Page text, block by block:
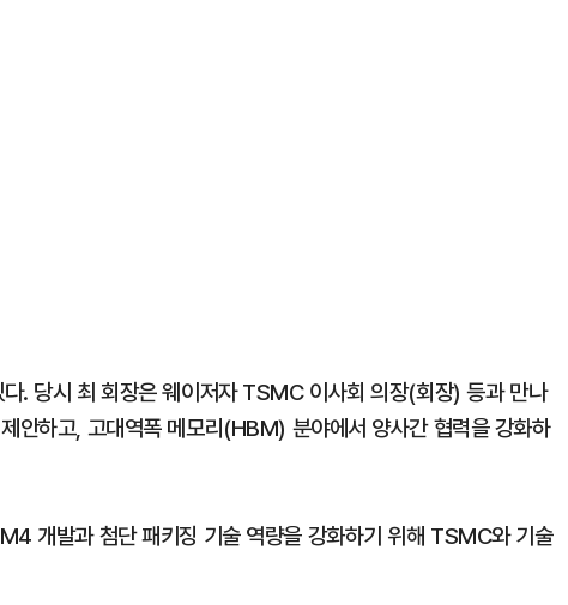
. 당시 최 회장은 웨이저자 TSMC 이사회 의장(회장) 등과 만나
안하고, 고대역폭 메모리(HBM) 분야에서 양사간 협력을 강화하
개발과 첨단 패키징 기술 역량을 강화하기 위해 TSMC와 기술